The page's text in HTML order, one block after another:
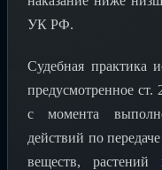
УК РФ.
Судебная практика
предусмотренное
с момента
действий по
веществ, растений